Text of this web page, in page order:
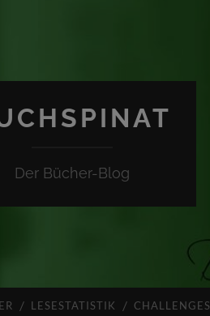
Der Bücher-Blog
LESESTATISTIK CHALLENGES